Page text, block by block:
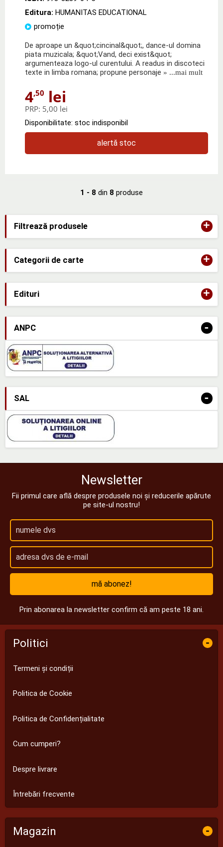
Filtrează produsele +
Categorii de carte +
Edituri +
ANPC -
SAL -
Editura: HUMANITAS EDUCATIONAL
promoție
De aproape un &quot;cincinal&quot;, dance-ul domina
piata muzicala; &quot;Vand, deci exist&quot;
argumenteaza logo-ul curentului. A readus in discoteci
texte in limba romana; propune personaje » ...mai mult
4,50 lei
PRP: 5,00 lei
Disponibilitate: stoc indisponibil
alertă stoc
1 - 8 din 8 produse
Newsletter
Fii primul care află despre produsele noi și reducerile apărute
pe site-ul nostru!
mă abonez!
Prin abonarea la newsletter confirm că am peste 18 ani.
Politici -
Termeni și condiții
Politica de Cookie
Politica de Confidențialitate
Cum cumperi?
Despre livrare
Întrebări frecvente
Magazin -